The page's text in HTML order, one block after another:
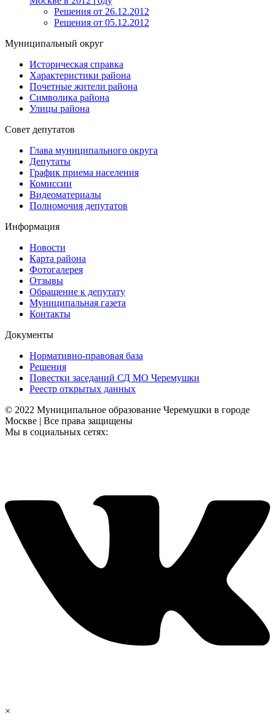
Решения от 26.12.2012
Решения от 05.12.2012
Муниципальный округ
Историческая справка
Характеристики района
Почетные жители района
Символика района
Улицы района
Совет депутатов
Глава муниципального округа
Депутаты
График приема населения
Комиссии
Видеоматериалы
Полномочия депутатов
Информация
Новости
Карта района
Фотогалерея
Отзывы
Обращение к депутату
Муниципальная газета
Контакты
Документы
Нормативно-правовая база
Решения
Повестки заседаний СД МО Черемушки
Реестр открытых данных
© 2022 Муниципальное образование Черемушки в городе
Москве | Все права защищены
Мы в социальных сетях:
×